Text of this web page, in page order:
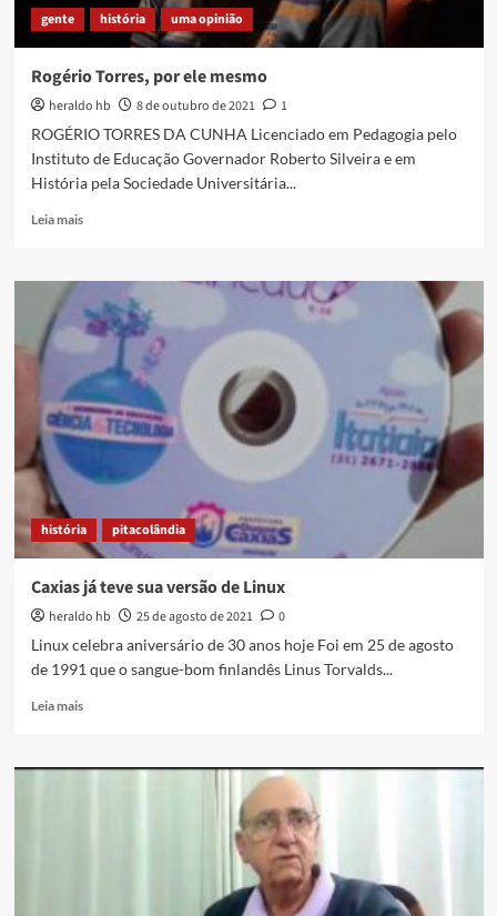
gente história uma opinião
Rogério Torres, por ele mesmo
heraldo hb 8 de outubro de 2021
1
ROGÉRIO TORRES DA CUNHA Licenciado em Pedagogia pelo
Instituto de Educação Governador Roberto Silveira e em
História pela Sociedade Universitária...
Leia maisRead
Rogério
Torres,
por
ele
mesmo
história pitacolândia
Caxias já teve sua versão de Linux
heraldo hb 25 de agosto de 2021
0
Linux celebra aniversário de 30 anos hoje Foi em 25 de agosto
de 1991 que o sangue-bom finlandês Linus Torvalds...
Leia maisRead
Caxias